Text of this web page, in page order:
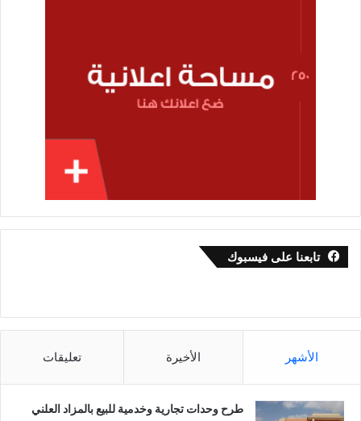
تابعنا على فيسبوك
الأشهر الأخيرة تعليقات
طرح وحدات تجارية وخدمية للبيع بالمزاد العلني